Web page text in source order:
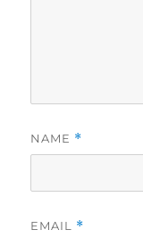
NAME *
EMAIL *